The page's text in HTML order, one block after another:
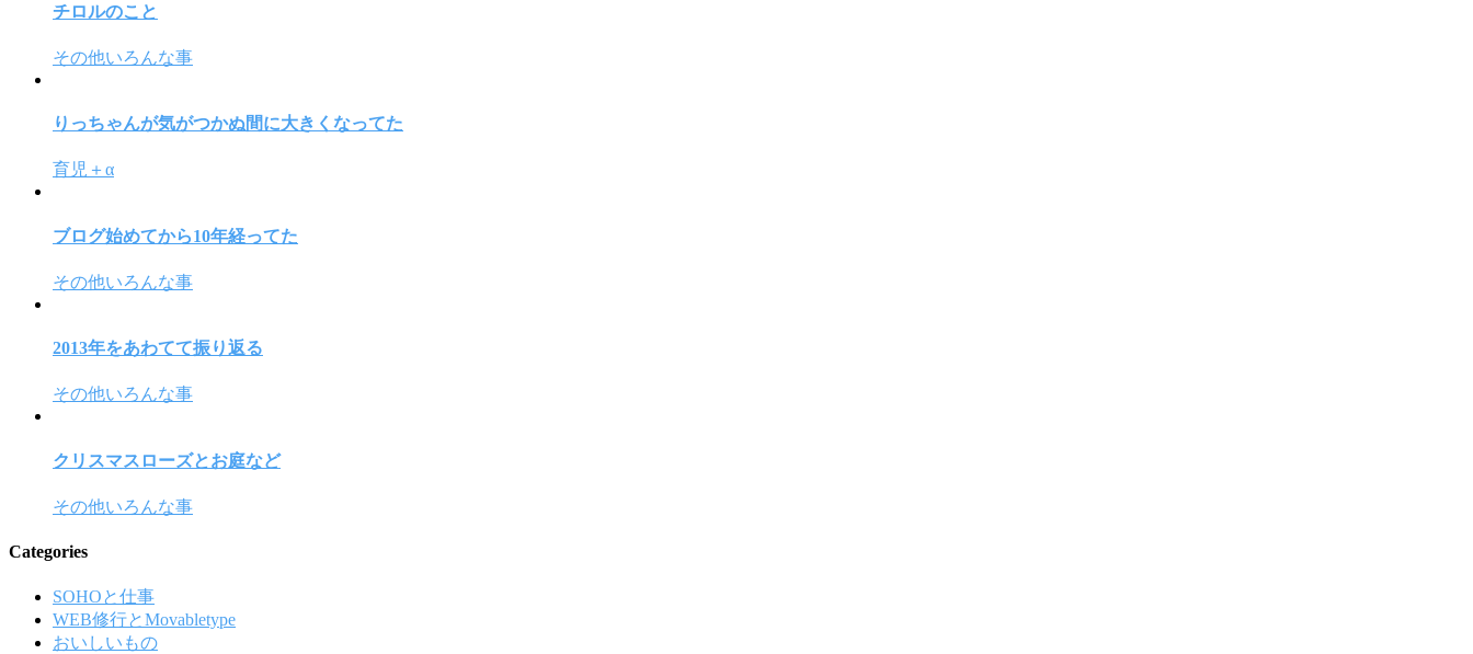
チロルのこと
その他いろんな事
りっちゃんが気がつかぬ間に大きくなってた
育児＋α
ブログ始めてから10年経ってた
その他いろんな事
2013年をあわてて振り返る
その他いろんな事
クリスマスローズとお庭など
その他いろんな事
Categories
SOHOと仕事
WEB修行とMovabletype
おいしいもの